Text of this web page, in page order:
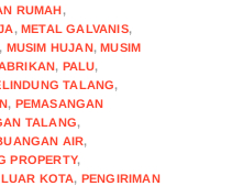
RUMAH,
,METAL GALVANIS,
, MUSIM HUJAN,MUSIM
, PALU,
TALANG,
, PEMASANGAN
TALANG,
AIR,
PROPERTY,
KOTA, PENGIRIMAN